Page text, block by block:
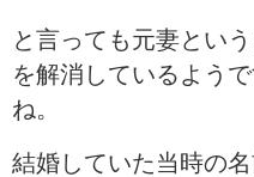
と言っても元妻とい
を解消しているよう
ね。
結婚していた当時の